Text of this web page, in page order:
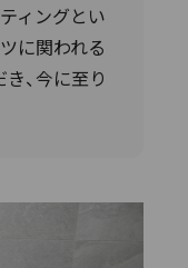
ィングとい
に関われる
、今に至り